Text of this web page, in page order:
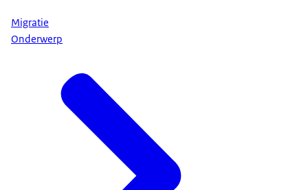
Migratie
Onderwerp